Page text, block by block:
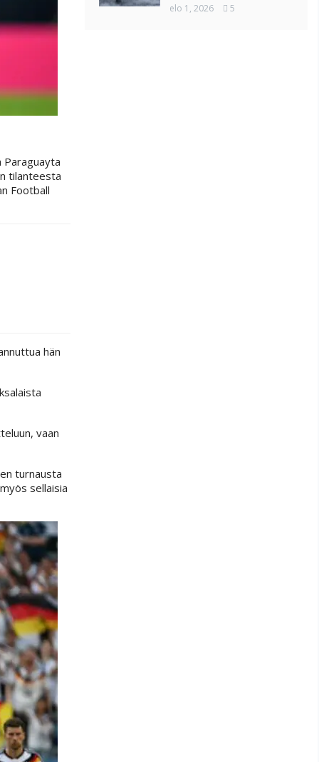
Paraguayta
tilanteesta
Football
hän
vaan
turnausta
sellaisia
elo 1, 2026 5